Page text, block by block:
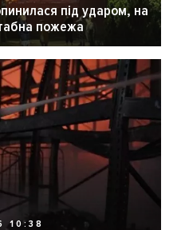
під ударом, на
пожежа
10:38